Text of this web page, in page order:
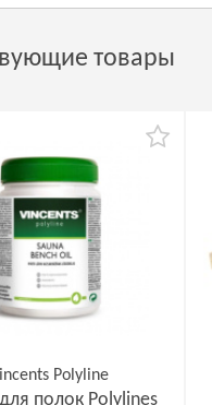
товары
Polyline
полок Polylines